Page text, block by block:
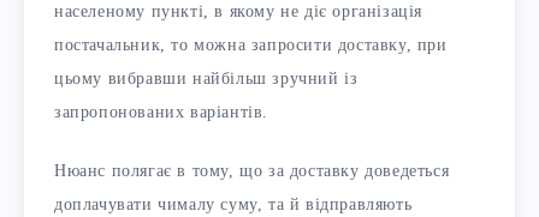
населеному пункті, в якому не діє організація
постачальник, то можна запросити доставку, при
цьому вибравши найбільш зручний із
запропонованих варіантів.
Нюанс полягає в тому, що за доставку доведеться
доплачувати чималу суму, та й відправляють